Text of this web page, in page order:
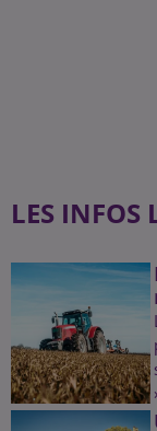
LES INFOS